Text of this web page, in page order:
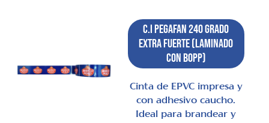
C.I Pegafan 240 Grado
Extra Fuerte (laminado
con BOPP)
Cinta de EPVC impresa y
con adhesivo caucho.
Ideal para brandear y